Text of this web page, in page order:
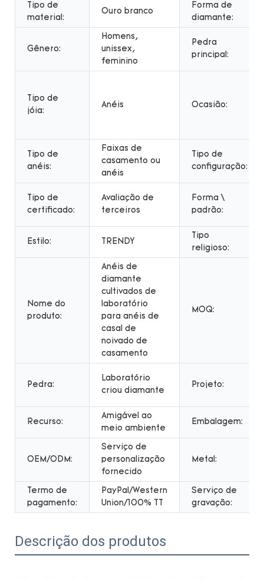
Tipo de
material:
Ouro branco
Forma de
diamante:
Gênero:
Homens,
unissex,
feminino
Pedra
principal:
Tipo de
jóia:
Anéis Ocasião:
Tipo de
anéis:
Faixas de
casamento ou
anéis
Tipo de
configuração:
Tipo de
certificado:
Avaliação de
terceiros
Forma \
padrão:
Estilo: TRENDY
Tipo
religioso:
Nome do
produto:
Anéis de
diamante
cultivados de
laboratório
para anéis de
casal de
noivado de
casamento
MOQ:
Pedra:
Laboratório
criou diamante
Projeto:
Recurso:
Amigável ao
meio ambiente
Embalagem:
OEM/ODM:
Serviço de
personalização
fornecido
Metal:
Termo de
pagamento:
PayPal/Western
Union/100% TT
Serviço de
gravação:
Descrição dos produtos